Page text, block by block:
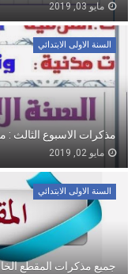
مايو 03, 2019
السنة الاولى الابتدائي
مذكرات الاسبوع الثالث :
مايو 02, 2019
السنة الاولى الابتدائي
جميع مذكرات المقطع